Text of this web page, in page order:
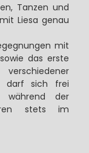
Tanzen und
Liesa genau
mit
das erste
darf sich frei
während der
stets im